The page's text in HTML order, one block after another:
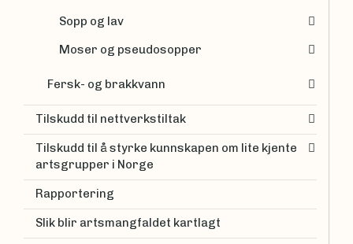
Sopp og lav
Moser og pseudosopper
Fersk- og brakkvann
Tilskudd til nettverkstiltak
Tilskudd til å styrke kunnskapen om lite kjente
artsgrupper i Norge
Rapportering
Slik blir artsmangfaldet kartlagt